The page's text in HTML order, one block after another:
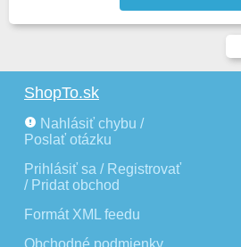
ShopTo.sk
Nahlásiť chybu /
Poslať otázku
Prihlásiť sa / Registrovať
/ Pridat obchod
Formát XML feedu
Obchodné podmienky